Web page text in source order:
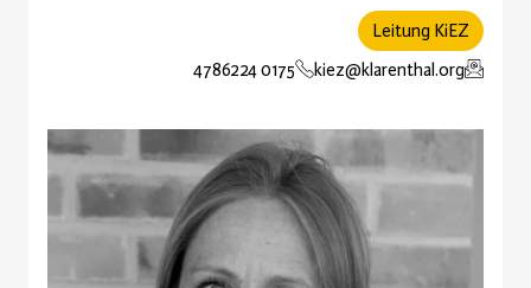
Leitung KiEZ
kiez@klarenthal.org
0175 4786224